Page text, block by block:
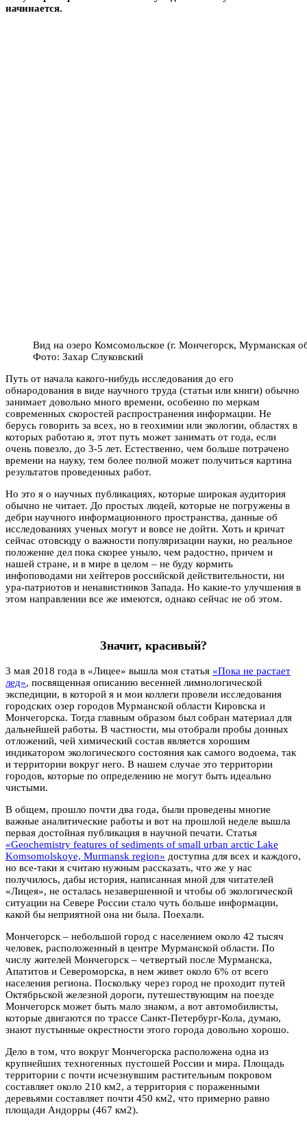
начинается.
Вид на озеро Комсомольское (г. Мончегорск, Мурманская
Фото: Захар Слуковский
Путь от начала какого-нибудь исследования до его
обнародования в виде научного труда (статьи или книги) обычно
занимает довольно много времени, особенно по меркам
современных скоростей распространения информации. Не
берусь говорить за всех, но в геохимии или экологии, областях в
которых работаю я, этот путь может занимать от года, если
очень повезло, до 3-5 лет. Естественно, чем больше потрачено
времени на науку, тем более полной может получиться картина
результатов проведенных работ.
Но это я о научных публикациях, которые широкая аудитория
обычно не читает. До простых людей, которые не погружены в
дебри научного информационного пространства, данные об
исследованиях ученых могут и вовсе не дойти. Хоть и кричат
сейчас отовсюду о важности популяризации науки, но реальное
положение дел пока скорее уныло, чем радостно, причем и
нашей стране, и в мире в целом – не буду кормить
инфоповодами ни хейтеров российской действительности, ни
ура-патриотов и ненавистников Запада. Но какие-то улучшения в
этом направлении все же имеются, однако сейчас не об этом.
Значит, красивый?
3 мая 2018 года в «Лицее» вышла моя статья «Пока не растает
лед», посвященная описанию весенней лимнологической
экспедиции, в которой я и мои коллеги провели исследования
городских озер городов Мурманской области Кировска и
Мончегорска. Тогда главным образом был собран материал для
дальнейшей работы. В частности, мы отобрали пробы донных
отложений, чей химический состав является хорошим
индикатором экологического состояния как самого водоема, так
и территории вокруг него. В нашем случае это территории
городов, которые по определению не могут быть идеально
чистыми.
В общем, прошло почти два года, были проведены многие
важные аналитические работы и вот на прошлой неделе вышла
первая достойная публикация в научной печати. Статья
«Geochemistry features of sediments of small urban arctic Lake
Komsomolskoye, Murmansk region» доступна для всех и каждого,
но все-таки я считаю нужным рассказать, что же у нас
получилось, дабы история, написанная мной для читателей
«Лицея», не осталась незавершенной и чтобы об экологической
ситуации на Севере России стало чуть больше информации,
какой бы неприятной она ни была. Поехали.
Мончегорск – небольшой город с населением около 42 тысяч
человек, расположенный в центре Мурманской области. По
числу жителей Мончегорск – четвертый после Мурманска,
Апатитов и Североморска, в нем живет около 6% от всего
населения региона. Поскольку через город не проходит путей
Октябрьской железной дороги, путешествующим на поезде
Мончегорск может быть мало знаком, а вот автомобилисты,
которые двигаются по трассе Санкт-Петербург-Кола, думаю,
знают пустынные окрестности этого города довольно хорошо.
Дело в том, что вокруг Мончегорска расположена одна из
крупнейших техногенных пустошей России и мира. Площадь
территории с почти исчезнувшим растительным покровом
составляет около 210 км2, а территория с пораженными
деревьями составляет почти 450 км2, что примерно равно
площади Андорры (467 км2).